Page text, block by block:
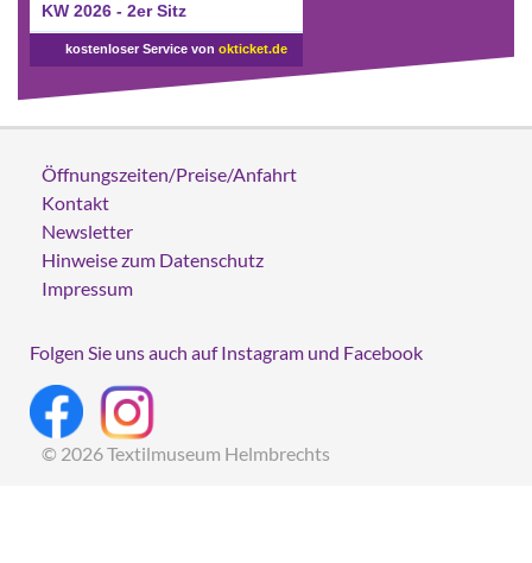
KW 2026 - 2er Sitz
kostenloser Service von okticket.de
Öffnungszeiten/Preise/Anfahrt
Kontakt
Newsletter
Hinweise zum Datenschutz
Impressum
Folgen Sie uns auch auf Instagram und Facebook
© 2026 Textilmuseum Helmbrechts